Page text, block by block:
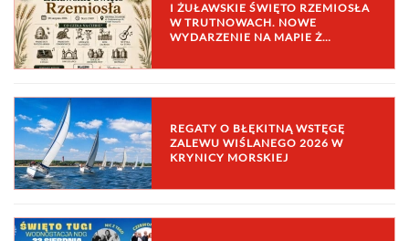
I ŻUŁAWSKIE ŚWIĘTO RZEMIOSŁA
W TRUTNOWACH. NOWE
WYDARZENIE NA MAPIE Ż…
REGATY O BŁĘKITNĄ WSTĘGĘ
ZALEWU WIŚLANEGO 2026 W
KRYNICY MORSKIEJ